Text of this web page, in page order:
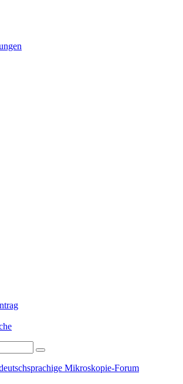
Mikroskopie-Forum